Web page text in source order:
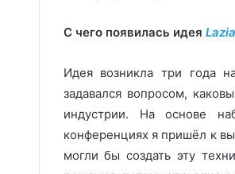
С чего появилась идея
Идея возникла три года
задавался вопросом,
индустрии. На основе
конференциях я пришёл к
могли бы создать эту